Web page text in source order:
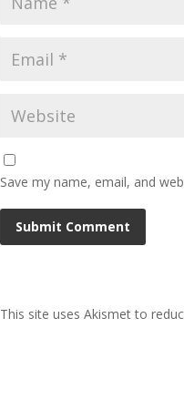
Save my name, email, and
This site uses Akismet to